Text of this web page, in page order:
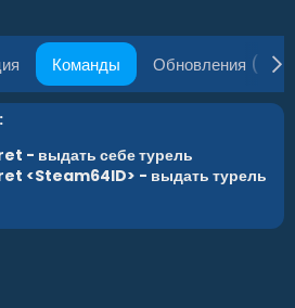
и
Команды Обновления (3)
- выдать себетурель
<Steam64ID> - выдать турель